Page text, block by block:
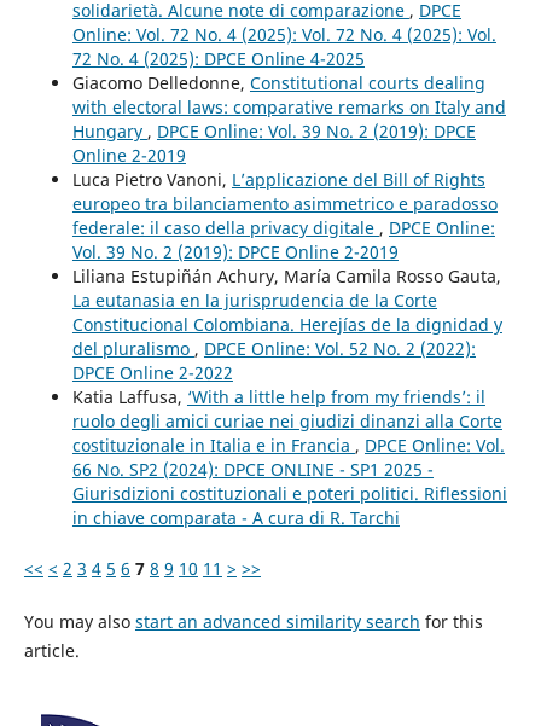
solidarietà. Alcune note di comparazione , DPCE
Online: Vol. 72 No. 4 (2025): Vol. 72 No. 4 (2025): Vol.
72 No. 4 (2025): DPCE Online 4-2025
Giacomo Delledonne, Constitutional courts dealing
with electoral laws: comparative remarks on Italy and
Hungary , DPCE Online: Vol. 39 No. 2 (2019): DPCE
Online 2-2019
Luca Pietro Vanoni, L’applicazione del Bill of Rights
europeo tra bilanciamento asimmetrico e paradosso
federale: il caso della privacy digitale , DPCE Online:
Vol. 39 No. 2 (2019): DPCE Online 2-2019
Liliana Estupiñán Achury, María Camila Rosso Gauta,
La eutanasia en la jurisprudencia de la Corte
Constitucional Colombiana. Herejías de la dignidad y
del pluralismo , DPCE Online: Vol. 52 No. 2 (2022):
DPCE Online 2-2022
Katia Laffusa, ‘With a little help from my friends’: il
ruolo degli amici curiae nei giudizi dinanzi alla Corte
costituzionale in Italia e in Francia , DPCE Online: Vol.
66 No. SP2 (2024): DPCE ONLINE - SP1 2025 -
Giurisdizioni costituzionali e poteri politici. Riflessioni
in chiave comparata - A cura di R. Tarchi
<< < 2 3 4 5 6 7 8 9 10 11 > >>
You may also start an advanced similarity search for this
article.